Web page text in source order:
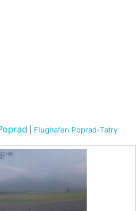
Flughafen Poprad-Tatry